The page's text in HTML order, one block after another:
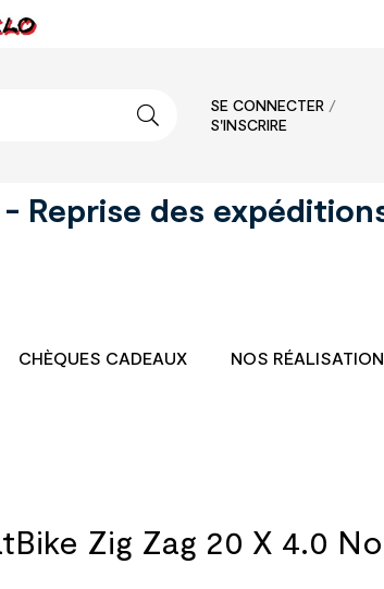
SE CONNECTER /
S'INSCRIRE
Reprise des
CHÈQUES CADEAUX NOS
Zig Zag 20 X 4.0